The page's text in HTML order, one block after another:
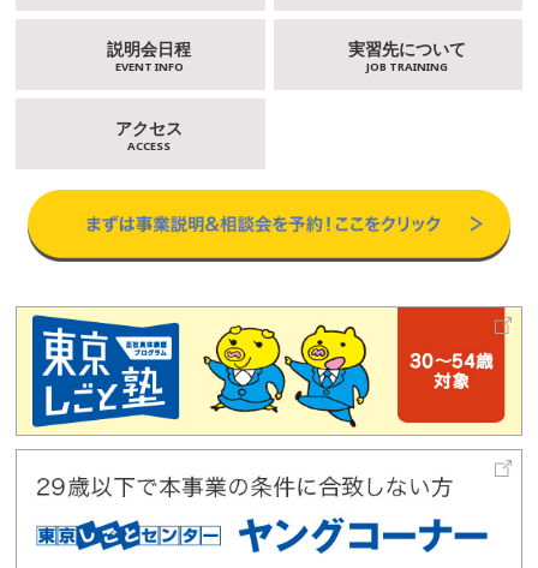
説明会日程
EVENT INFO
実習先について
JOB TRAINING
アクセス
ACCESS